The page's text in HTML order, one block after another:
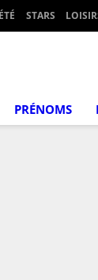
STARS
PRÉNOMS